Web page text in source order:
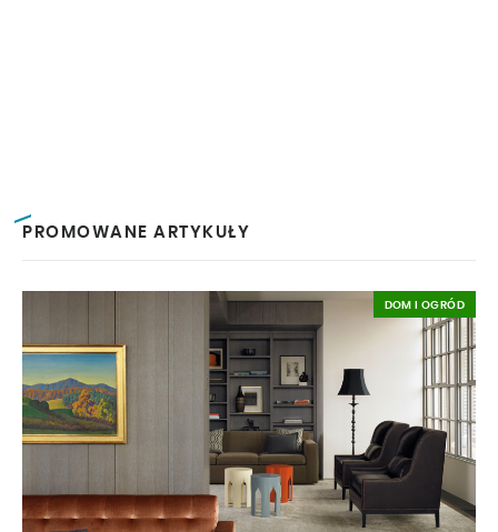
PROMOWANE ARTYKUŁY
DOM I OGRÓD